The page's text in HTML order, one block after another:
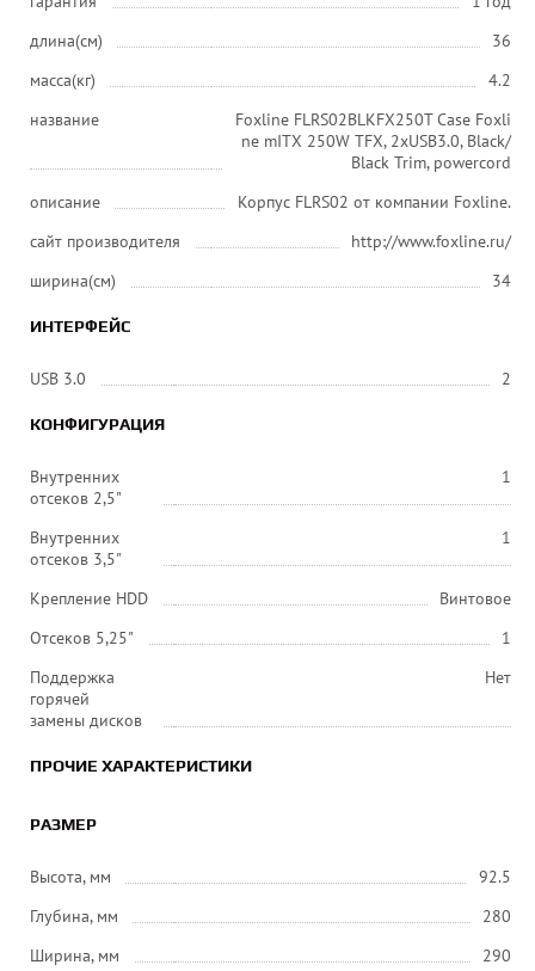
длина(см)
36
масса(кг)
4.2
название
Foxline FLRS02BLKFX250T Case Foxli
ne mITX 250W TFX, 2xUSB3.0, Black/
Black Trim, powercord
описание
Корпус FLRS02 от компании Foxline.
сайт производителя
http://www.foxline.ru/
ширина(см)
34
ИНТЕРФЕЙС
USB 3.0 2
КОНФИГУРАЦИЯ
Внутренних
отсеков 2,5"
1
Внутренних
отсеков 3,5"
1
Крепление HDD
Винтовое
Отсеков 5,25"
1
Поддержка
горячей
замены дисков
Нет
ПРОЧИЕ ХАРАКТЕРИСТИКИ
РАЗМЕР
Высота, мм
92.5
Глубина, мм
280
Ширина, мм
290